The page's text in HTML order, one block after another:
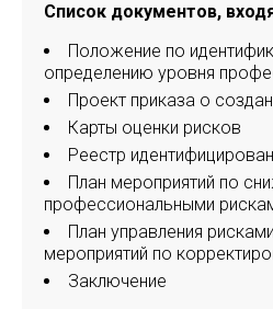
Список документов,
Положение по
определению уровня
Проект приказа о
Карты оценки рисков
Реестр
План мероприятий по
профессиональными
План управления
мероприятий по
Заключение